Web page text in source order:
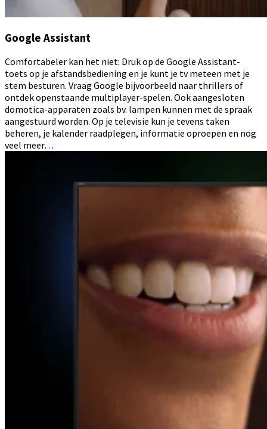
Google Assistant
Comfortabeler kan het niet: Druk op de Google Assistant-
toets op je afstandsbediening en je kunt je tv meteen met je
stem besturen. Vraag Google bijvoorbeeld naar thrillers of
ontdek openstaande multiplayer-spelen. Ook aangesloten
domotica-apparaten zoals bv. lampen kunnen met de spraak
aangestuurd worden. Op je televisie kun je tevens taken
beheren, je kalender raadplegen, informatie oproepen en nog
veel meer…